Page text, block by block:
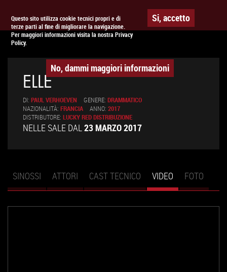
Questo sito utilizza cookie tecnici propri e di
terze parti al fine di migliorare la navigazione.
Per maggiori informazioni visita la nostra Privacy
Policy.
Si, accetto
No, dammi maggiori informazioni
APPUNTAMENTO AL CINEMA
ELLE
DI: PAUL VERHOEVEN GENERE: DRAMMATICO
NAZIONALITÀ: FRANCIA ANNO: 2017
DISTRIBUTORE: LUCKY RED DISTRIBUZIONE
NELLE SALE DAL23 MARZO 2017
Schede primarie
SINOSSI ATTORI CAST TECNICO VIDEO (SCHEDA
ATTIVA)
FOTO